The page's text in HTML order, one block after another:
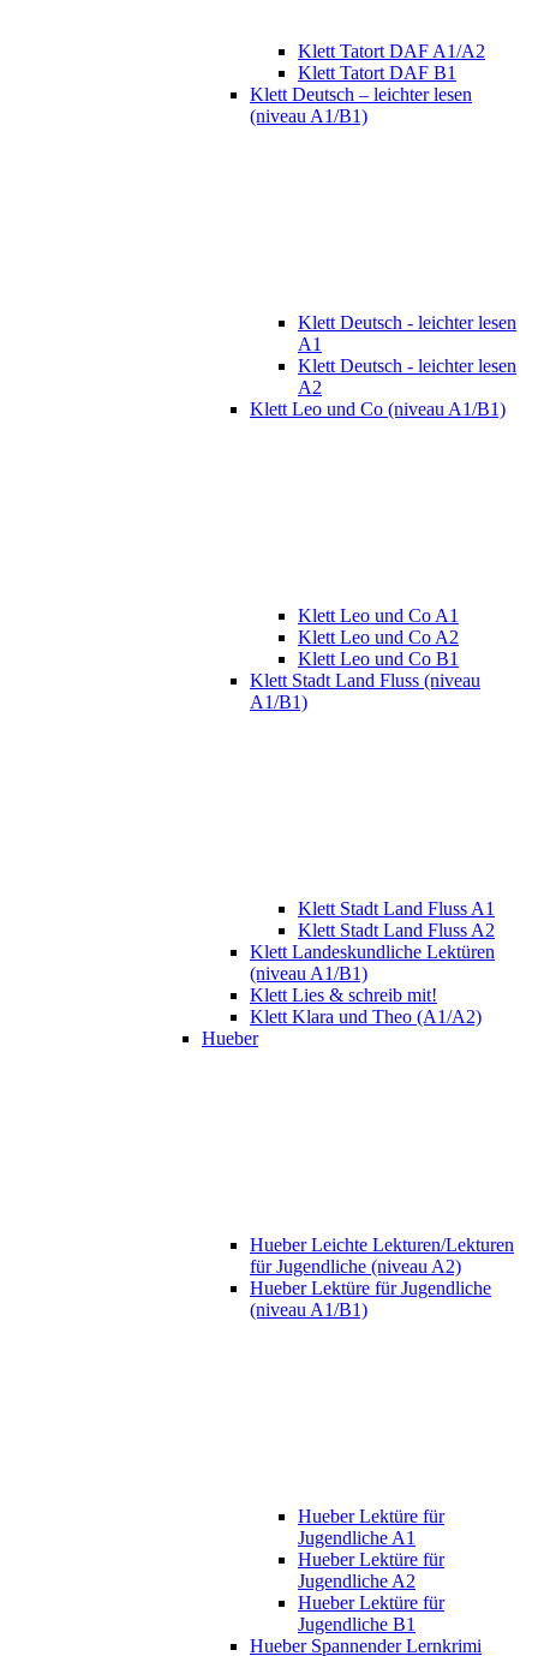
Klett Tatort DAF A1/A2
Klett Tatort DAF B1
Klett Deutsch – leichter lesen
(niveau A1/B1)
Klett Deutsch - leichter lesen
A1
Klett Deutsch - leichter lesen
A2
Klett Leo und Co (niveau A1/B1)
Klett Leo und Co A1
Klett Leo und Co A2
Klett Leo und Co B1
Klett Stadt Land Fluss (niveau
A1/B1)
Klett Stadt Land Fluss A1
Klett Stadt Land Fluss A2
Klett Landeskundliche Lektüren
(niveau A1/B1)
Klett Lies & schreib mit!
Klett Klara und Theo (A1/A2)
Hueber
Hueber Leichte Lekturen/Lekturen
für Jugendliche (niveau A2)
Hueber Lektüre für Jugendliche
(niveau A1/B1)
Hueber Lektüre für
Jugendliche A1
Hueber Lektüre für
Jugendliche A2
Hueber Lektüre für
Jugendliche B1
Hueber Spannender Lernkrimi